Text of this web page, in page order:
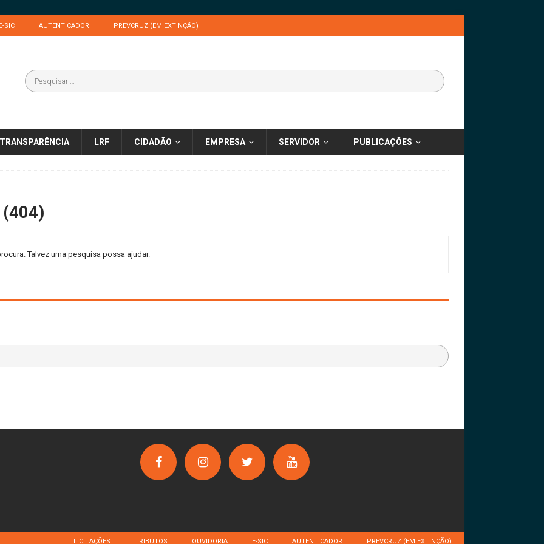
SIC AUTENTICADOR PREVCRUZ (EM EXTINÇÃO)
TRANSPARÊNCIA LRF CIDADÃO EMPRESA SERVIDOR PUBLICAÇÕES
Talvez uma pesquisa possa ajudar.
LICITAÇÕES TRIBUTOS OUVIDORIA E-SIC AUTENTICADOR PREVCRUZ (EM EXTINÇÃO)